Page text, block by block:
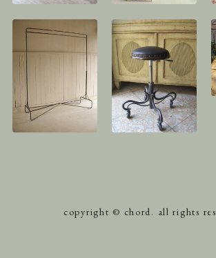
copyright © chord. all rights